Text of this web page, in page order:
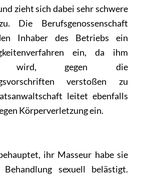
zieht sich dabei sehr schwere
Die Berufsgenossenschaft
Inhaber des Betriebs ein
ein, da ihm
wird, gegen die
verstoßen zu
leitet ebenfalls
Körperverletzung ein.
ihr Masseur habe sie
sexuell belästigt.